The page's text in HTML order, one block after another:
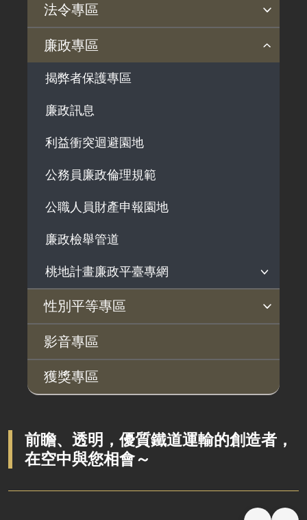
主動公開政府資訊專區
法律及法規命令
解釋性規定及裁量基準
行政指導有關文書
施政計畫、業務統計及研究報告
支付或接受之補助
政策宣導廣告支出
個人資料保護專區
Open Data專區
出版品專區
雙語詞彙專區
生態檢核專區
用地取得行政透明專區
用地公告
用地法規
臺鐵局撥入資產債務基金專區
法令專區
法令查詢
解釋性規定及裁量基準
法令英譯徵集意見專區
訴願文件下載
相關實務判解
相關網站資源
廉政專區
揭弊者保護專區
廉政訊息
利益衝突迴避園地
公務員廉政倫理規範
公職人員財產申報園地
廉政檢舉管道
桃地計畫廉政平臺專網
桃地計畫
廉政平臺
說明會及公聽會
性別平等專區
性別平等工作小組
宣傳事項
性別平等推動計畫
性別平等統計分析
性別平等影響評估
性騷擾防治
相關網站
影音專區
獲獎專區
前瞻、透明，優質鐵道運輸的創造者，
在空中與您相會～